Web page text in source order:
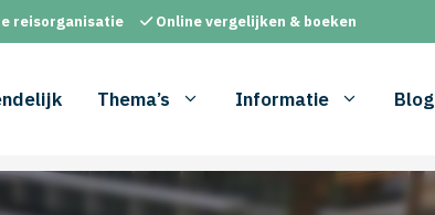
reisorganisatie Online vergelijken & boeken
Thema’s Informatie Blog